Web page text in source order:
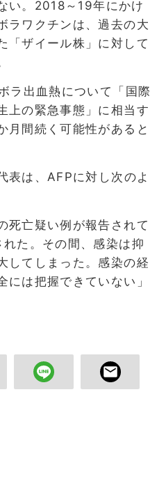
い。2018～19年にかけ
ラワクチンは、過去の大
「ザイール株」に対して
ラ出血熱について「国際
上の緊急事態」に相当す
月間続く可能性があると
表は、AFPに対し次のよ
死亡疑い例が報告されて
た。その間、感染は抑
してしまった。感染の経
には把握できていない」